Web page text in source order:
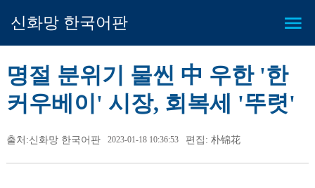
신화망 한국어판
명절 분위기 물씬 中 우한 '한
커우베이' 시장, 회복세 '뚜렷'
출처:신화망 한국어판 2023-01-18 10:36:53 편집: 朴锦花